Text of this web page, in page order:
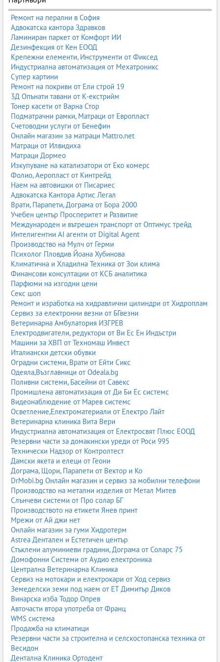
при захранването. Те могат да бъдат еднокомпонентни или
многокомпонентни, като включват зеленчуци, плодове, месо,
риба или комбинации. Пюретата са фино смлени, за да бъдат
лесни за преглъщане и усвояване. Производителите обръщат
внимание на произхода на суровините, липсата на добавена
сол, захар и изкуствени съставки. Пазарът предлага бурканчета,
паучове и готови менюта за различни възрастови групи.
Родителите предпочитат продукти с ясен етикет, био
сертификати и минимална обработка.
Бебешки каши
Бебешките каши са важна част от менюто на децата след 4–6-
месечна възраст. Те могат да бъдат млечни или безмлечни, с
глутен или без глутен, в зависимост от възрастта и нуждите на
детето. Основните съставки включват ориз, овес, елда, просо,
царевица и други зърнени култури. Кашите често са обогатени
с витамини, минерали и пробиотици. Родителите търсят
продукти с чист състав, без добавена захар и без изкуствени
ароматизанти. Пазарът предлага разнообразие от вкусове и
формули, подходящи за различни етапи от развитието.
Адаптирани млека
Адаптираните млека представляват специално разработени
млечни формули, които заместват или допълват кърменето. Те
са съобразени с хранителните нужди на бебетата и съдържат
балансирани количества протеини, мазнини, витамини и
минерали. Съществуват формули за новородени, за деца над 6
месеца, за чувствителни бебета, хипоалергенни формули и
специализирани продукти. Производството на адаптирани
млека е строго контролирано, а родителите обръщат внимание
на състава, наличието на палмово масло, пробиотици,
пребиотици и DHA. Пазарът е силно конкурентен и включва
международни и български марки.
Био и органични бебешки храни
Био и органичните бебешки храни се произвеждат от
сертифицирани съставки, отгледани без пестициди, ГМО и
изкуствени добавки. Те са предпочитани от родители, които
търсят максимално чисти и натурални продукти. Био храни се
предлагат под формата на пюрета, каши, десерти, напитки и
закуски. Този сегмент расте бързо, движен от тенденциите към
здравословно хранене и устойчиво производство.
Производителите акцентират върху прозрачността на състава,
екологичните опаковки и минималната обработка.
Бебешки напитки
Бебешките напитки включват чайове, води, сокове и
специализирани напитки за малки деца. Те са съобразени с
възрастта и не съдържат кофеин, изкуствени подсладители или
оцветители. Чайовете за бебета често са на билкова основа –
лайка, копър, анасон. Соковете за бебета са с ниска
киселинност и без добавена захар. Производителите
предлагат и напитки, обогатени с витамини и минерали.
Родителите търсят продукти с ясен произход и безопасен
състав.
Бебешки десерти
Бебешките десерти включват кремчета, плодови пюрета,
млечни десерти и бисквити, съобразени с възрастта. Те са
разработени така, че да бъдат лесни за храносмилане и да не
съдържат излишни подсладители. Десертите често са
обогатени с калций, витамини и пробиотици. Пазарът предлага
разнообразие от вкусове и текстури, подходящи за различни
етапи от развитието. Родителите предпочитат продукти без
изкуствени добавки и с минимална обработка.
Ремонт на перални в София
Адвокатска кантора Здравков
Ламиниран паркет от Комфорт ИИ
Дезинфекция от Кен ЕООД
Крепежни елементи, Инструменти от Фиксед
Индустриална автоматизация от Мехатроникс
Супер картини
Ремонт на покриви от Ели строй 19
3Д Опънати тавани от К-екстрийм
Тонер касети от Варна Стор
Подматрачни рамки, Матраци от Европласт
Счетоводни услуги от Бенефин
Онлайн магазин за матраци Mattro.net
Матраци от Илвидиха
Матраци Дормео
Изкупуване на катализатори от Еко комерс
Фолио, Аеропласт от Кинтрейд
Наем на автовишки от Писариес
Адвокатска Кантора Артис Легал
Врати, Парапети, Дограма от Бора 2000
Учебен център Просперитет и Развитие
Международен и вътрешен транспорт от Оптимус трейд
Интелигентни AI агенти от Digital Agent
Производство на Мулч от Герми
Психолог Пловдив Йоана Хубинова
Климатична и Хладилна Техника от Зои клима
Финансови консултации от КСБ аналитика
Парфюми на изгодни цени
Секс шоп
Ремонт и изработка на хидравлични цилиндри от Хидроплам
Сервиз за електронни везни от БГвезни
Ветеринарна Амбулатория ИЗГРЕВ
Електродвигатели, редуктори от Ви Ес Ен Индъстри
Машини за ХВП от Техномаш Инвест
Италиански детски обувки
Оградни системи, Врати от Ейти Сикс
Одеяла,Възглавници от Odeala.bg
Поливни системи, Басейни от Савекс
Промишлена автоматизация от Ди Би Ес системс
Видеонаблюдение от Марев системс
Осветление,Електроматериали от Електро Лайт
Ветеринарна клиника Вита Вери
Индустриална автоматизация от Електросвят Плюс ЕООД
Резервни части за домакински уреди от Роси 995
Технически Надзор от Контролтест
Дамски якета и елеци от Геони
Дограма, Щори, Парапети от Вектор и Ко
DrMobi.bg Онлайн магазин и сервиз за мобилни телефони
Производство на метални изделия от Метал Митев
Слънчеви системи от Про солар БГ
Производството на етикети Янев принт
Мрежи от Ай джи нет
Онлайн магазин за гуми Хидротерм
Astrea Дентален и Естетичен център
Стъклени алуминиеви градини, Дограма от Соларс 75
Домофонни Системи от Аудио електроника
Централна Ветеринарна Клиника
Сервиз на мотокари и електрокари от Ход сервиз
Земеделски земи под наем от ЕТ Димитър Диков
Винарска изба Тодор Опрев
Авточасти втора употреба от Франц
WMS система
Продажба на климатици
Резервни части за строителна и селскостопанска техника от
Весидон
Дентална Клиника Ортодент